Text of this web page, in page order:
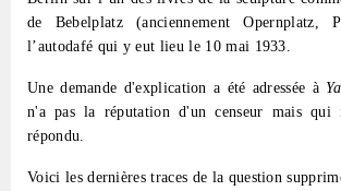
de Bebelplatz (anciennement Opernplatz,
l’autodafé qui y eut lieu le 10 mai 1933.
Une demande d'explication a été adressée à
n'a pas la réputation d'un censeur mais qui
répondu.
Voici les dernières traces de la question